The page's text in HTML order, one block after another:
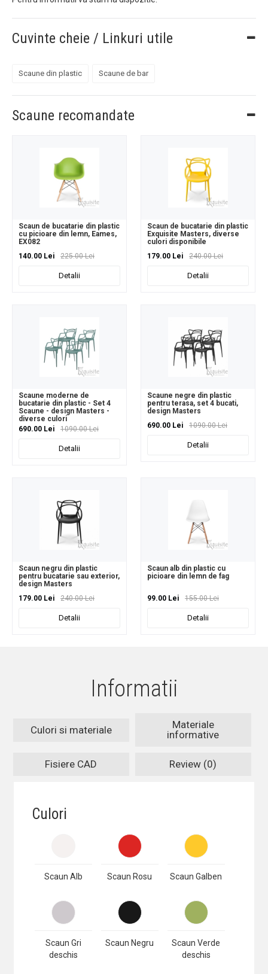
Cuvinte cheie / Linkuri utile
Scaune din plastic Scaune de bar
Scaune recomandate
Scaun de bucatarie din plastic
cu picioare din lemn, Eames,
EX082
140.00 Lei
225.00 Lei
Detalii
Scaun de bucatarie din plastic
Exquisite Masters, diverse
culori disponibile
179.00 Lei
240.00 Lei
Detalii
Scaune moderne de
bucatarie din plastic - Set 4
Scaune - design Masters -
diverse culori
690.00 Lei
1090.00 Lei
Detalii
Scaune negre din plastic
pentru terasa, set 4 bucati,
design Masters
690.00 Lei
1090.00 Lei
Detalii
Scaun negru din plastic
pentru bucatarie sau exterior,
design Masters
179.00 Lei
240.00 Lei
Detalii
Scaun alb din plastic cu
picioare din lemn de fag
99.00 Lei 155.00 Lei
Detalii
Informatii
Culori si materiale
Materiale
informative
Fisiere CAD Review (0)
Culori
Scaun Alb Scaun Rosu Scaun Galben
Scaun Gri
deschis
Scaun Negru
Scaun Verde
deschis